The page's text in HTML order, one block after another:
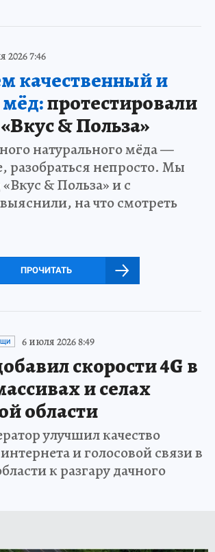
2026 7:46
качественный и
протестировали
& Польза»
натурального мёда —
разобраться непросто. Мы
& Польза» и с
на что смотреть
ПРОЧИТАТЬ
6 июля 2026 8:49
скорости 4G в
и селах
области
улучшил качество
и голосовой связи в
к разгару дачного